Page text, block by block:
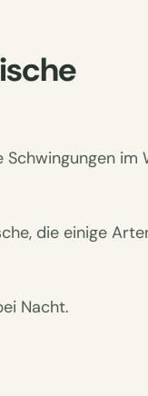
im
die einige
Nacht.